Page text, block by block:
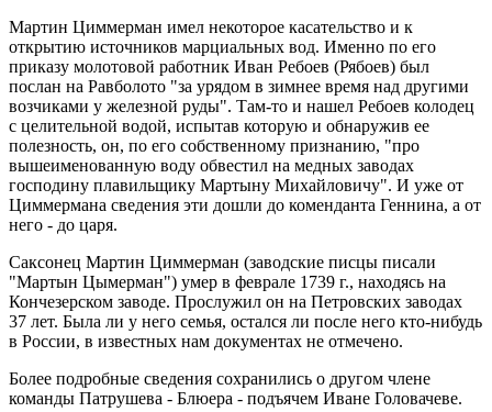
Мартин Циммерман имел некоторое касательство и к
открытию источников марциальных вод. Именно по его
приказу молотовой работник Иван Ребоев (Рябоев) был
послан на Равболото "за урядом в зимнее время над другими
возчиками у железной руды". Там-то и нашел Ребоев колодец
с целительной водой, испытав которую и обнаружив ее
полезность, он, по его собственному признанию, "про
вышеименованную воду обвестил на медных заводах
господину плавильщику Мартыну Михайловичу". И уже от
Циммермана сведения эти дошли до коменданта Геннина, а от
него - до царя.
Саксонец Мартин Циммерман (заводские писцы писали
"Мартын Цымерман") умер в феврале 1739 г., находясь на
Кончезерском заводе. Прослужил он на Петровских заводах
37 лет. Была ли у него семья, остался ли после него кто-нибудь
в России, в известных нам документах не отмечено.
Более подробные сведения сохранились о другом члене
команды Патрушева - Блюера - подъячем Иване Головачеве.